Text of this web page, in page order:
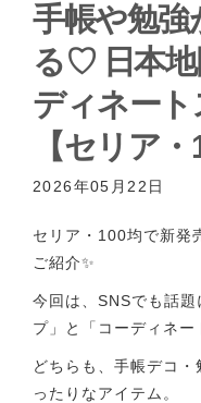
手帳や勉強
る♡ 日本
ディネート
【セリア・
2026年05月22日
セリア・100均で新発
ご紹介✨
今回は、SNSでも話
プ」と「コーディネー
どちらも、手帳デコ
ったりなアイテム。